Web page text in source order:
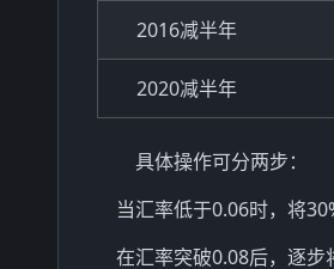
2016减半年
2020减半年
具体操作可分两步：
当汇率低于0.06时，将
在汇率突破0.08后，逐步